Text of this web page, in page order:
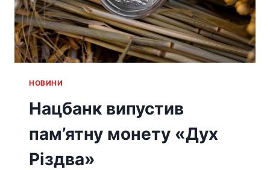
HОВИНИ
Нацбанк випустив
пам’ятну монету «Дух
Різдва»